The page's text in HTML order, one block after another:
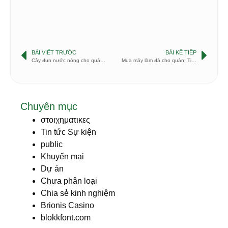
BÀI VIẾT TRƯỚC BÀI KẾ TIẾP
Chuyên mục
στοιχηματικες
Tin tức Sự kiện
public
Khuyến mại
Dự án
Chưa phân loại
Chia sẻ kinh nghiệm
Brionis Casino
blokkfont.com